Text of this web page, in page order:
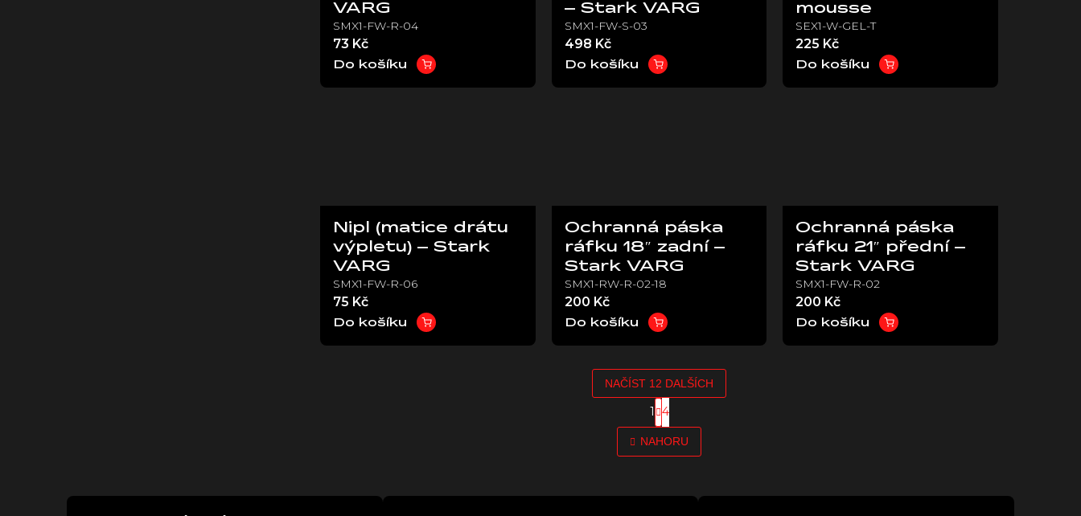
VARG
SMX1-FW-R-04
73 Kč
Do košíku
– Stark VARG
SMX1-FW-S-03
498 Kč
Do košíku
mousse
SEX1-W-GEL-T
225 Kč
Do košíku
Nipl (matice drátu
výpletu) – Stark
VARG
SMX1-FW-R-06
75 Kč
Do košíku
Ochranná páska
ráfku 18″ zadní –
Stark VARG
SMX1-RW-R-02-18
200 Kč
Do košíku
Ochranná páska
ráfku 21″ přední –
Stark VARG
SMX1-FW-R-02
200 Kč
Do košíku
O
l
a
NAČÍST 12 DALŠÍCH
S
t
r
á
n
v
1 4
NAHORU